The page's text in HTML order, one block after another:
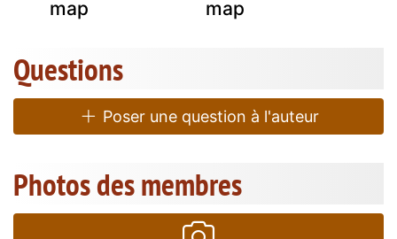
map
map
Questions
Poser une question à l'auteur
Photos des membres